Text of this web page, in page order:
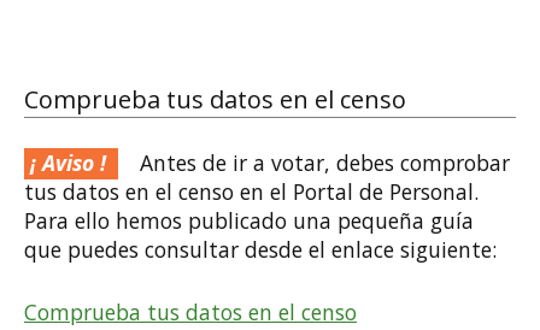
Comprueba tus datos en el censo
Antes de ir a votar, debes comprobar
tus datos en el censo en el Portal de Personal.
Para ello hemos publicado una pequeña guía
que puedes consultar desde el enlace siguiente:
Comprueba tus datos en el censo